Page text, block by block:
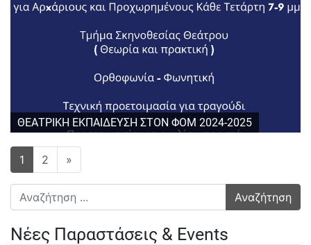
ΘΕΑΤΡΙΚΗ ΕΚΠΑΙΔΕΥΣΗ ΣΤΟΝ ΦΟΜ 2024-2025
Πλοήγηση άρθρων
1 2 »
Αναζήτηση για:
Νέες Παραστάσεις & Events